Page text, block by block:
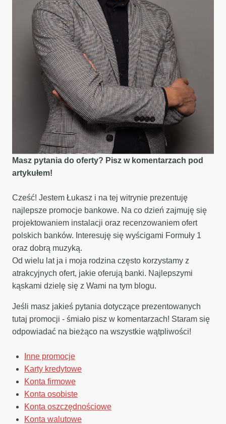
Masz pytania do oferty? Pisz w komentarzach pod
artykułem!
Cześć! Jestem Łukasz i na tej witrynie prezentuję
najlepsze promocje bankowe. Na co dzień zajmuję się
projektowaniem instalacji oraz recenzowaniem ofert
polskich banków. Interesuję się wyścigami Formuły 1
oraz dobrą muzyką.
Od wielu lat ja i moja rodzina często korzystamy z
atrakcyjnych ofert, jakie oferują banki. Najlepszymi
kąskami dzielę się z Wami na tym blogu.
Jeśli masz jakieś pytania dotyczące prezentowanych
tutaj promocji - śmiało pisz w komentarzach! Staram się
odpowiadać na bieżąco na wszystkie wątpliwości!
Inne promocje
Karty kredytowe
Konta firmowe
Konta osobiste
Konta oszczędnościowe
Konta walutowe